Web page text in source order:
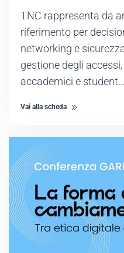
TNC rappresenta da
riferimento per
networking e
gestione degli
accademici e student…
Vai alla scheda